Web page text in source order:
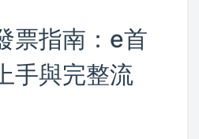
票指南：e首
手與完整流